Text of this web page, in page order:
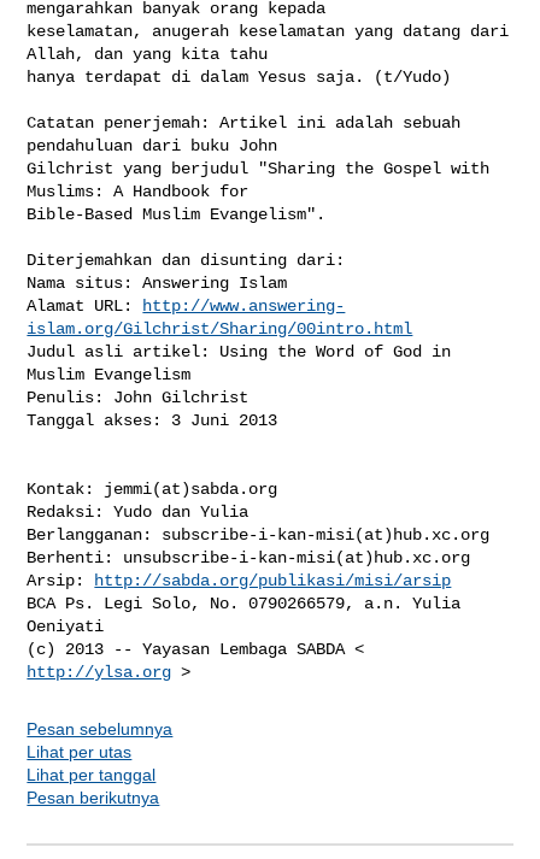
http://www.answering-
islam.org/Gilchrist/Sharing/00intro.html
Judul asli artikel: Using the Word of God in
Muslim Evangelism
Penulis: John Gilchrist
Tanggal akses: 3 Juni 2013
Kontak: jemmi(at)sabda.org
Redaksi: Yudo dan Yulia
Berlangganan: subscribe-i-kan-misi(at)hub.xc.org
Berhenti: unsubscribe-i-kan-misi(at)hub.xc.org
Arsip:
http://sabda.org/publikasi/misi/arsip
BCA Ps. Legi Solo, No. 0790266579, a.n. Yulia
Oeniyati
http://ylsa.org
Pesan sebelumnya
Lihat per utas
Lihat per tanggal
Pesan berikutnya